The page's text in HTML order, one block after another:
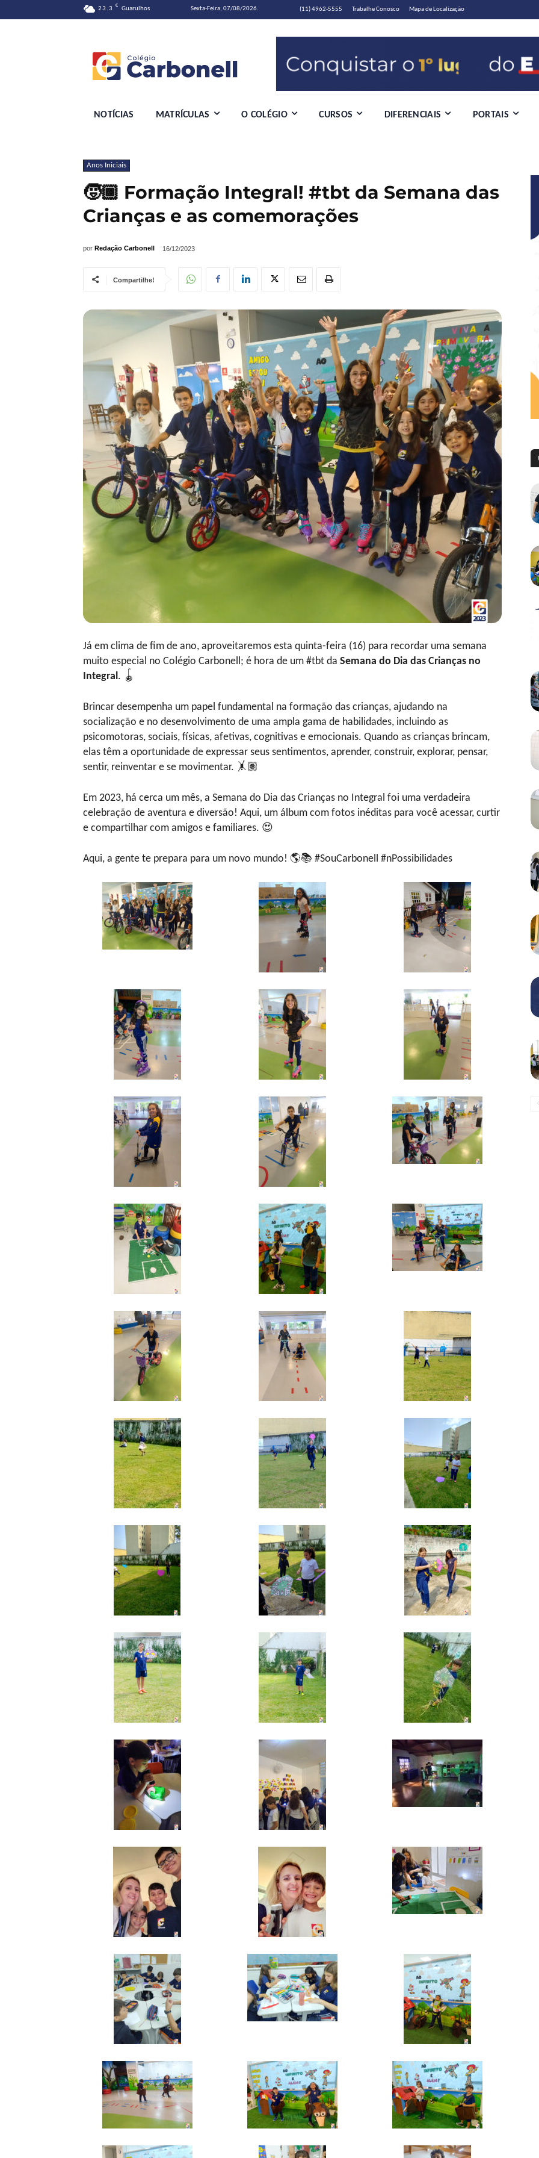
23.3 C Guarulhos Sexta-Feira, 07/08/2026. (11) 4962-5555 Trabalhe Conosco Mapa de Localização
NOTÍCIAS MATRÍCULAS O COLÉGIO CURSOS DIFERENCIAIS PORTAIS
Anos Iniciais
🧒🏾 Formação Integral! #tbt da Semana das
Crianças e as comemorações
por Redação Carbonell 16/12/2023
Compartilhe!
Já em clima de fim de ano, aproveitaremos esta quinta-feira (16) para recordar uma semana
muito especial no Colégio Carbonell; é hora de um #tbt da Semana do Dia das Crianças no
Integral . 🪀
Brincar desempenha um papel fundamental na formação das crianças, ajudando na
socialização e no desenvolvimento de uma ampla gama de habilidades, incluindo as
psicomotoras, sociais, físicas, afetivas, cognitivas e emocionais. Quando as crianças brincam,
elas têm a oportunidade de expressar seus sentimentos, aprender, construir, explorar, pensar,
sentir, reinventar e se movimentar. 🤸🏽
Em 2023, há cerca um mês, a Semana do Dia das Crianças no Integral foi uma verdadeira
celebração de aventura e diversão! Aqui, um álbum com fotos inéditas para você acessar, curtir
e compartilhar com amigos e familiares. 😍
Aqui, a gente te prepara para um novo mundo! 🌎📚 #SouCarbonell #nPossibilidades